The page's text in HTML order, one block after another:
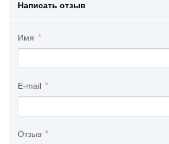
Написать отзыв
Имя
E-mail
Отзыв